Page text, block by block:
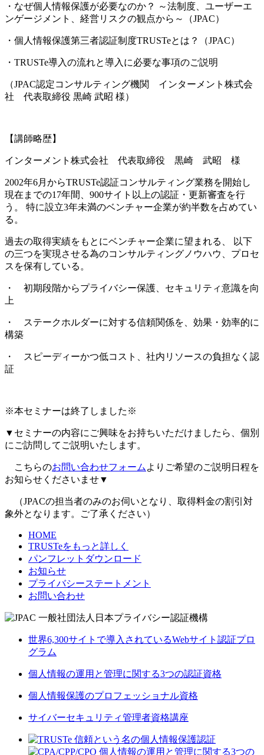
・なぜ個人情報保護が必要なのか？ ～法制度、ユーザーエ
ンゲージメント、経営リスクの観点から～（JPAC）
・個人情報保護第三者認証制度TRUSTeとは？（JPAC）
・TRUSTe導入の流れと導入に必要な事項のご説明
（JPAC認定コンサルティング機関 インターメント株式会
社 代表取締役 黒崎 武昭 様）
【講師略歴】
インターメント株式会社 代表取締役 黒崎 武昭 様
2002年6月からTRUSTe認証コンサルティング業務を開始し
現在までの17年間、900サイト以上の認証・更新審査を行
う。 特に設立3年未満のベンチャー企業が約半数を占めてい
る。
過去の取得実績をもとにベンチャー企業に望まれる、 以下
の三つを実現させる為のコンサルティングノウハウ、プロセ
スを保有している。
・ 初期段階からプライバシー保護、セキュリティ意識を向
上
・ ステークホルダーに対する信頼関係を、効果・効率的に
構築
・ スピーディーかつ低コスト、社内リソースの負担なく認
証
※本セミナーは終了しました※
▼セミナーの内容にご興味をお持ちいただけましたら、個別
にご訪問してご説明いたします。
こちらのお問い合わせフォーム よりご希望のご説明日程を
お知らせくださいませ▼
（JPACの担当者のみのお伺いとなり、取得料金の割引対
象外となります。ご了承ください）
HOME
TRUSTeをもっと詳しく
パンフレットダウンロード
お知らせ
プライバシーステートメント
お問い合わせ
世界6,300サイトで導入されているWebサイト認証プロ
グラム
個人情報の運用と管理に関する3つの認証資格
個人情報保護のプロフェッショナル資格
サイバーセキュリティ管理者資格講座